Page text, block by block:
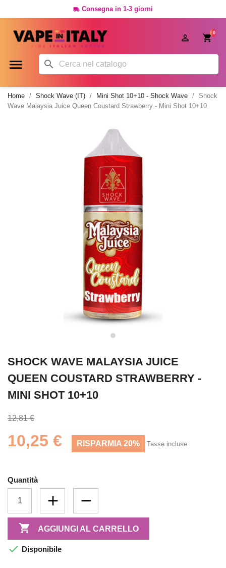
 Consegna in 1-3 giorni
0

 
Home Shock Wave (IT) Mini Shot 10+10 - Shock Wave
Shock
Wave Malaysia Juice Queen Coustard Strawberry - Mini Shot 10+10
SHOCK WAVE MALAYSIA JUICE
QUEEN COUSTARD STRAWBERRY -
MINI SHOT 10+10
12,81 €
10,25 € RISPARMIA 20% Tasse incluse
Quantità
 AGGIUNGI AL CARRELLO
 Disponibile